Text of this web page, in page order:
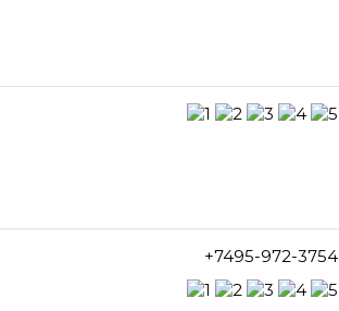
+7495-972-3754